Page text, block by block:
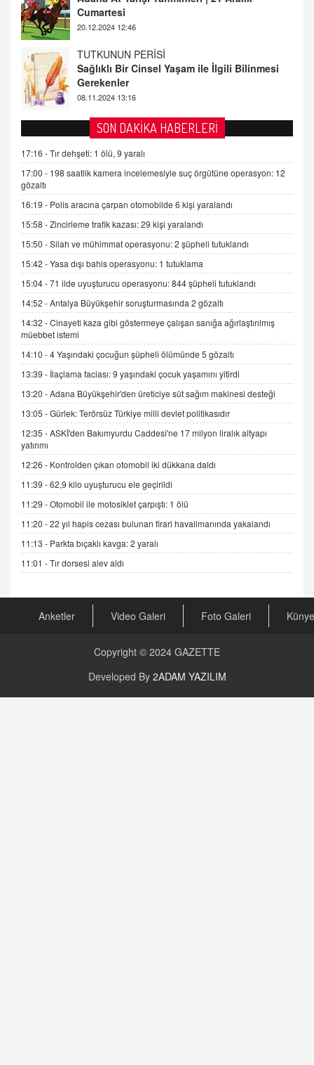
Gerekenler
08.11.2024 13:16
FARUK ÖNALAN
Tezkere Onaylanmasaydı…
2 Kasım 2021 Salı 00:11
AV. DOĞAN CAN DOĞAN
Kişisel verilerin korunması ve dijital hukukun
gelişimi
15.09.2025 16:17
SEHER EREK
Kış Ayları Geldi, Hangi Önlemler Alınmalı?
9.12.2025 10:11
İNCİ GÜL AKÖL
Trump Keşke Adana'yı da Ziyaret Etse...
06.07.2026 13:00
ADEM AKÖL
Esed Destekçilerinin Yüzüne Vurulan Şamar:
Sednaya
11.12.2024 12:30
DR. EKREM ASLAN
Gerçek Ne, Algı Ne? "Beraber Yürüyoruz"
Cümlesinin Peşinden
GÖNÜL MENEKŞE
Şifacının Yolu
04.11.2025 12:56
AV. RÜMEYSA ÖZKALE
Kira Uyuşmazlıklarında Dava Açmadan Önce
Arabulucuya Başvuru Şartı
CAN UĞURATEŞ
Değişen yapısıyla Suriye
16.12.2024 14:16
GÜNLÜK BURÇ YORUMU
Günlük Burç Yorumu | 22 Kasım 2024: Koç,
SON DAKİKA HABERLERİ
17:16 -Tır dehşeti: 1 ölü, 9 yaralı
17:00 - 198 saatlik kamera incelemesiyle suç örgütüne operasyon: 12
gözaltı
16:19 - Polis aracına çarpan otomobilde 6 kişi yaralandı
15:58 -Zincirleme trafik kazası: 29 kişi yaralandı
15:50 -Silah ve mühimmat operasyonu: 2 şüpheli tutuklandı
15:42 -Yasa dışı bahis operasyonu: 1 tutuklama
15:04 -71 ilde uyuşturucu operasyonu: 844 şüpheli tutuklandı
14:52 -Antalya Büyükşehir soruşturmasında 2 gözaltı
14:32 -Cinayeti kaza gibi göstermeye çalışan sanığa ağırlaştırılmış
müebbet istemi
14:10 -4 Yaşındaki çocuğun şüpheli ölümünde 5 gözaltı
13:39 - İlaçlama faciası: 9 yaşındaki çocuk yaşamını yitirdi
13:20 -Adana Büyükşehir'den üreticiye süt sağım makinesi desteği
13:05 -Gürlek: Terörsüz Türkiye milli devlet politikasıdır
12:35 -ASKİ'den Bakımyurdu Caddesi'ne 17 milyon liralık altyapı
yatırımı
12:26 - Kontrolden çıkan otomobil iki dükkana daldı
11:39 -62,9 kilo uyuşturucu ele geçirildi
11:29 -Otomobil ile motosiklet çarpıştı: 1 ölü
11:20 -22 yıl hapis cezası bulunan firari havalimanında yakalandı
11:13 - Parkta bıçaklı kavga: 2 yaralı
11:01 -Tır dorsesi alev aldı
Anketler Video Galeri Foto Galeri Künye
Copyright © 2024 GAZETTE
Developed By 2ADAM YAZILIM